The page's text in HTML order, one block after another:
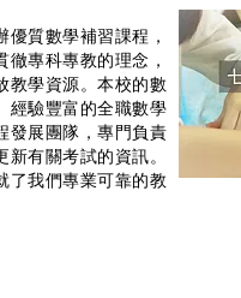
質數學補習課程，
專科專教的理念，
教學資源。本校的數
經驗豐富的全職數學
發展團隊，專門負責
有關考試的資訊。
了我們專業可靠的教